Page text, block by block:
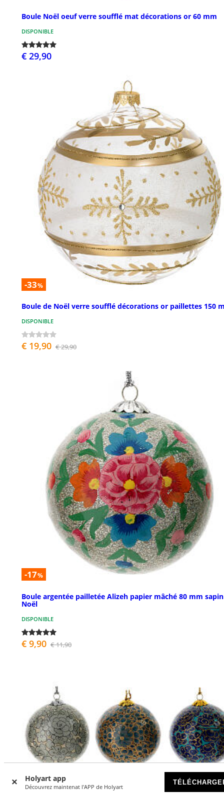
Holyart app
Découvrez maintenat l'APP de Holyart
Boule Noël oeuf verre soufflé mat décorations or 60 mm
DISPONIBLE
€ 29,90
-33%
Boule de Noël verre soufflé décorations or paillettes 150
DISPONIBLE
€ 19,90 € 29,90
-17%
Boule argentée pailletée Alizeh papier mâché 80 mm sapin
Noël
DISPONIBLE
€ 9,90 € 11,90